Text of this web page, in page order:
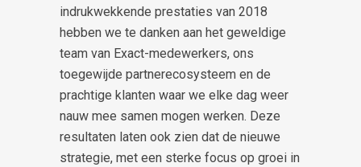
indrukwekkende prestaties van 2018
hebben we te danken aan het geweldige
team van Exact-medewerkers, ons
toegewijde partnerecosysteem en de
prachtige klanten waar we elke dag weer
nauw mee samen mogen werken. Deze
resultaten laten ook zien dat de nieuwe
strategie, met een sterke focus op groei in